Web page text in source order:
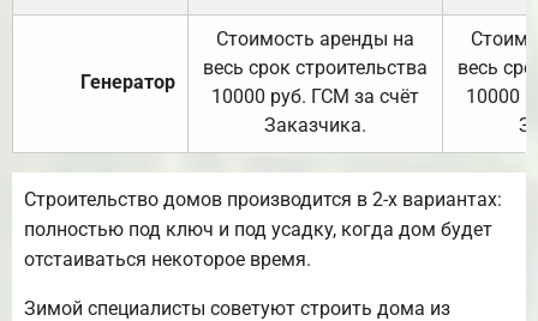
Генератор
Стоимость аренды на
весь срок строительства
10000 руб. ГСМ за счёт
Заказчика.
весь
10000
Строительство домов производится в 2-х вариантах:
полностью под ключ и под усадку, когда дом будет
отстаиваться некоторое время.
Зимой специалисты советуют строить дома из